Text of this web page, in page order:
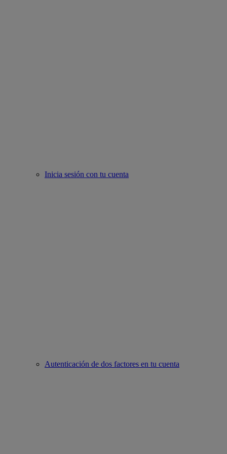
Inicia sesión con tu cuenta
Autenticación de dos factores en tu cuenta